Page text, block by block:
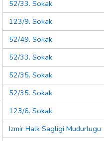
52/33. Sokak
123/9. Sokak
52/49. Sokak
52/33. Sokak
52/35. Sokak
52/35. Sokak
123/6. Sokak
Izmir Halk Sagligi Mudurlugu